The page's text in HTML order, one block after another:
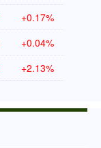
+0.17%
+0.04%
+2.13%